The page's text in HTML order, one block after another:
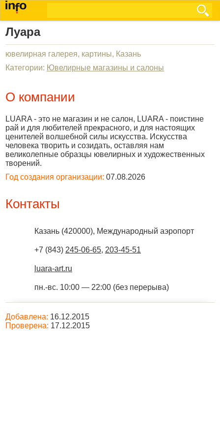
Луара
ювелирная галерея, картины, Казань
Категории: Ювелирные магазины и салоны
О компании
LUARA - это не магазин и не салон, LUARA - поистине
рай и для любителей прекрасного, и для настоящих
ценителей волшебной силы искусства. Искусства
человека творить и созидать, оставляя нам
великолепные образцы ювелирных и художественных
творений.
Год создания организации: 07.08.2026
Контакты
Казань (420000), Международный аэропорт
+7 (843) 245-06-65, 203-45-51
luara-art.ru
пн.-вс. 10:00 — 22:00 (без перерыва)
Добавлена: 16.12.2015
Проверена: 17.12.2015